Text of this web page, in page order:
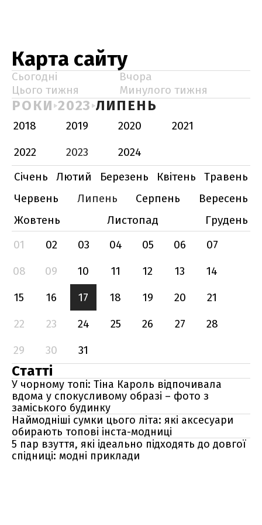
Карта сайту
Сьогодні
Вчора
Цього тижня
Минулого тижня
РОКИ 2023 ЛИПЕНЬ
2018 2019 2020
2021
2022
2023
2024
Січень
Лютий Березень Квітень
Травень
Червень
Липень Серпень
Вересень
Жовтень
Листопад
Грудень
01
02 03 04 05 06
07
08
09 10 11 12 13
14
15
16 17 18 19 20
21
22
23 24 25 26 27
28
29
30 31
Статті
У чорному топі: Тіна Кароль відпочивала
вдома у спокусливому образі – фото з
заміського будинку
Наймодніші сумки цього літа: які аксесуари
обирають топові інста-модниці
5 пар взуття, які ідеально підходять до довгої
спідниці: модні приклади